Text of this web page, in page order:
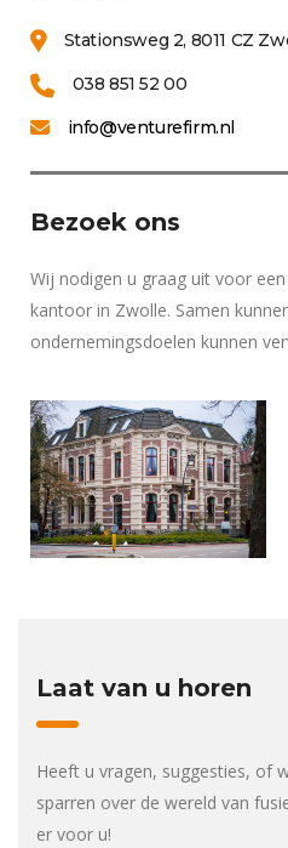
Stationsweg 2, 8011 CZ
038 851 52 00
info@venturefirm.nl
Bezoek ons
Wij nodigen u graag uit voor
kantoor in Zwolle. Samen
ondernemingsdoelen kunnen
Laat van u horen
Heeft u vragen, suggesties, of
sparren over de wereld van
er voor u!